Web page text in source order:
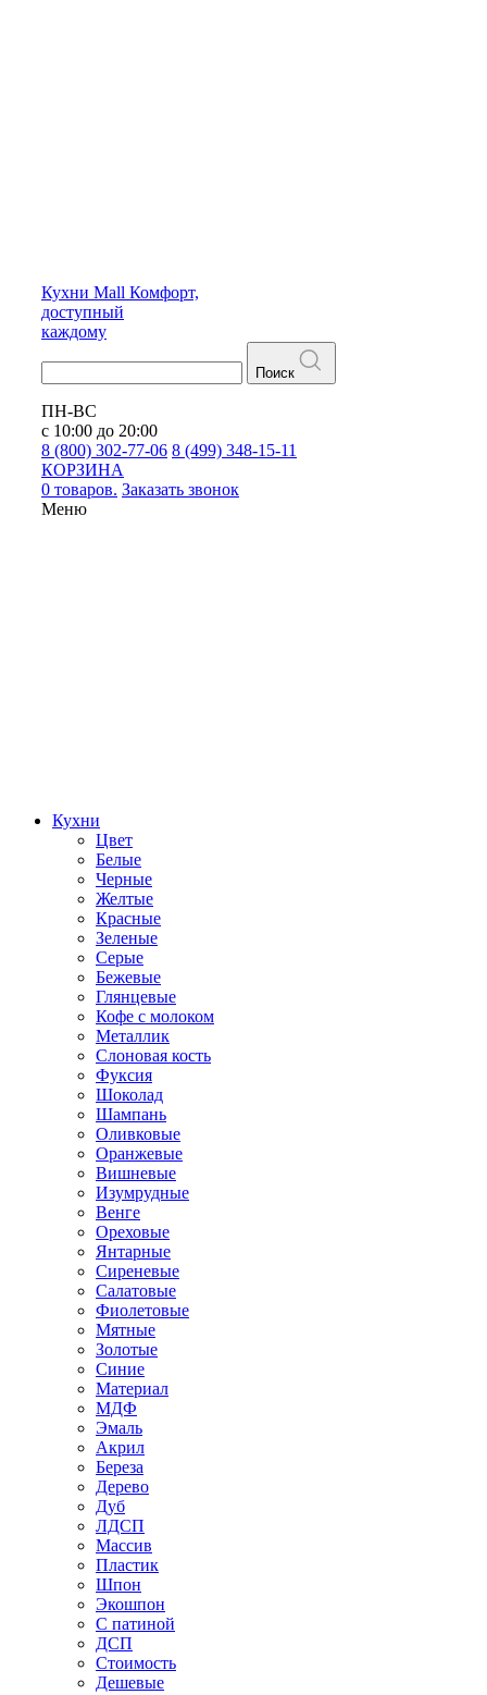
Кухни Mall Комфорт,
доступный
каждому
Поиск
ПН-ВС
с 10:00 до 20:00
8 (800) 302-77-06 8 (499) 348-15-11
КОРЗИНА
0 товаров. Заказать звонок
Меню
Кухни
Цвет
Белые
Черные
Желтые
Красные
Зеленые
Серые
Бежевые
Глянцевые
Кофе с молоком
Металлик
Слоновая кость
Фуксия
Шоколад
Шампань
Оливковые
Оранжевые
Вишневые
Изумрудные
Венге
Ореховые
Янтарные
Сиреневые
Салатовые
Фиолетовые
Мятные
Золотые
Синие
Материал
МДФ
Эмаль
Акрил
Береза
Дерево
Дуб
ЛДСП
Массив
Пластик
Шпон
Экошпон
С патиной
ДСП
Стоимость
Дешевые